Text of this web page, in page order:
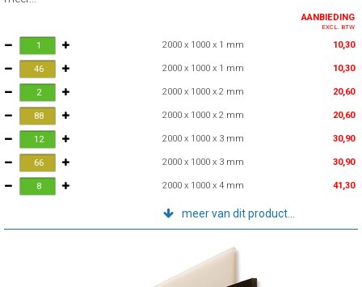
AANBIEDING
EXCL. BTW
2000 x 1000 x 1 mm 10,30
2000 x 1000 x 1 mm 10,30
2000 x 1000 x 2 mm 20,60
2000 x 1000 x 2 mm 20,60
2000 x 1000 x 3 mm 30,90
2000 x 1000 x 3 mm 30,90
2000 x 1000 x 4 mm 41,30
meer van dit product...